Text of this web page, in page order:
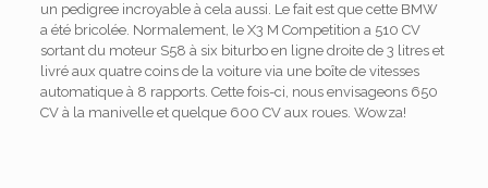
un pedigree incroyable à cela aussi. Le fait est que cette BMW
a été bricolée. Normalement, le X3 M Competition a 510 CV
sortant du moteur S58 à six biturbo en ligne droite de 3 litres et
livré aux quatre coins de la voiture via une boîte de vitesses
automatique à 8 rapports. Cette fois-ci, nous envisageons 650
CV à la manivelle et quelque 600 CV aux roues. Wowza!